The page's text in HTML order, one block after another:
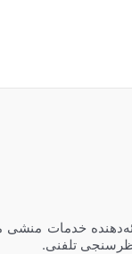
خدمات
تلفنی.